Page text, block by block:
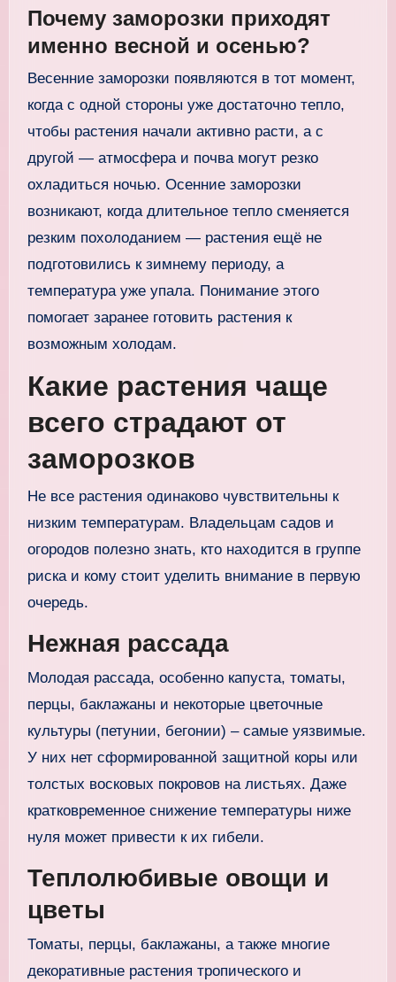
Почему заморозки приходят
именно весной и осенью?
Весенние заморозки появляются в тот момент,
когда с одной стороны уже достаточно тепло,
чтобы растения начали активно расти, а с
другой — атмосфера и почва могут резко
охладиться ночью. Осенние заморозки
возникают, когда длительное тепло сменяется
резким похолоданием — растения ещё не
подготовились к зимнему периоду, а
температура уже упала. Понимание этого
помогает заранее готовить растения к
возможным холодам.
Какие растения чаще
всего страдают от
заморозков
Не все растения одинаково чувствительны к
низким температурам. Владельцам садов и
огородов полезно знать, кто находится в группе
риска и кому стоит уделить внимание в первую
очередь.
Нежная рассада
Молодая рассада, особенно капуста, томаты,
перцы, баклажаны и некоторые цветочные
культуры (петунии, бегонии) – самые уязвимые.
У них нет сформированной защитной коры или
толстых восковых покровов на листьях. Даже
кратковременное снижение температуры ниже
нуля может привести к их гибели.
Теплолюбивые овощи и
цветы
Томаты, перцы, баклажаны, а также многие
декоративные растения тропического и